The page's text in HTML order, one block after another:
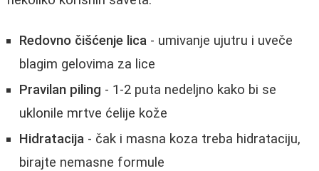
Redovno čišćenje lica - umivanje ujutru i uveče
blagim gelovima za lice
Pravilan piling - 1-2 puta nedeljno kako bi se
uklonile mrtve ćelije kože
Hidratacija - čak i masna koza treba hidrataciju,
birajte nemasne formule